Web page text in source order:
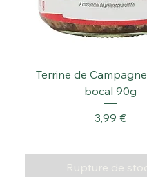
Terrine de
bocal 90g
Prix
3,99 €
Rupture de